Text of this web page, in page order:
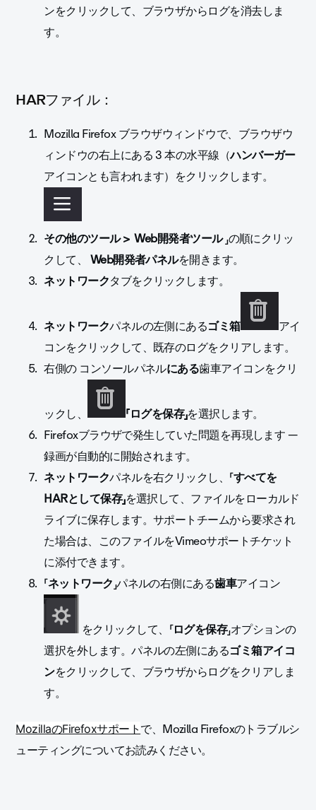
ンをクリックして、ブラウザからログを消去しま
す。
HARファイル：
Mozilla Firefox ブラウザウィンドウで、ブラウザウ
ィンドウの右上にある 3 本の水平線（ハンバーガー
アイコンとも言われます）をクリックします。
その他のツール > Web開発者ツール」の順にクリッ
クして、 Web開発者パネルを開きます。
ネットワークタブをクリックします。
ネットワークパネルの左側にあるゴミ箱
アイ
コンをクリックして、既存のログをクリアします。
右側のコンソールパネルにある歯車アイコンをクリ
ックし、 「ログを保存」を選択します。
Firefoxブラウザで発生していた問題を再現します —
録画が自動的に開始されます。
ネットワークパネルを右クリックし、「すべてを
HARとして保存」を選択して、ファイルをローカルド
ライブに保存します。 サポートチームから要求され
た場合は、このファイルをVimeoサポートチケット
に添付できます。
「ネットワーク」パネルの右側にある歯車アイコン
をクリックして、「ログを保存」オプションの
選択を外します。パネルの左側にあるゴミ箱アイコ
ンをクリックして、 ブラウザからログをクリアしま
す。
MozillaのFirefoxサポートで、Mozilla Firefoxのトラブルシ
ューティングについてお読みください。